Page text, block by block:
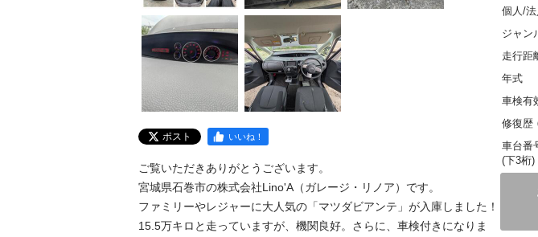
ポスト いいね！
ご覧いただきありがとうございます。
宮城県石巻市の株式会社Lino'A（ガレージ・リノア）です。
​ファミリーやレジャーに大人気の「マツダビアンテ」が入庫しました！
15.5万キロと走っていますが、機関良好。さらに、車検付きになりま
個人/法
ジャン
走行距
年式
車検有
修復歴
車台番
(下3桁)